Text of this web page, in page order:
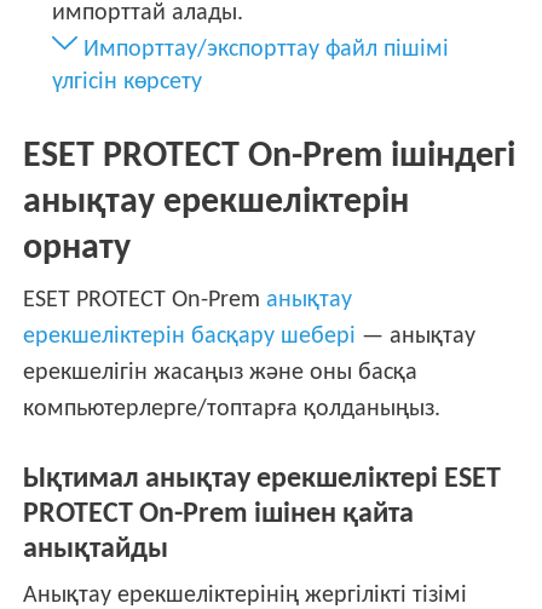
импорттай алады.
Импорттау/экспорттау файл пішімі
үлгісін көрсету
ESET PROTECT On-Prem ішіндегі
анықтау ерекшеліктерін
орнату
ESET PROTECT On-Premанықтау
ерекшеліктерін басқару шебері — анықтау
ерекшелігін жасаңыз және оны басқа
компьютерлерге/топтарға қолданыңыз.
Ықтимал анықтау ерекшеліктері ESET
PROTECT On-Prem ішінен қайта
анықтайды
Анықтау ерекшеліктерінің жергілікті тізімі